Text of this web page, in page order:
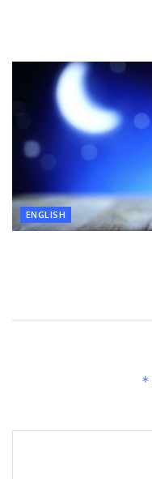
ENGLISH
*